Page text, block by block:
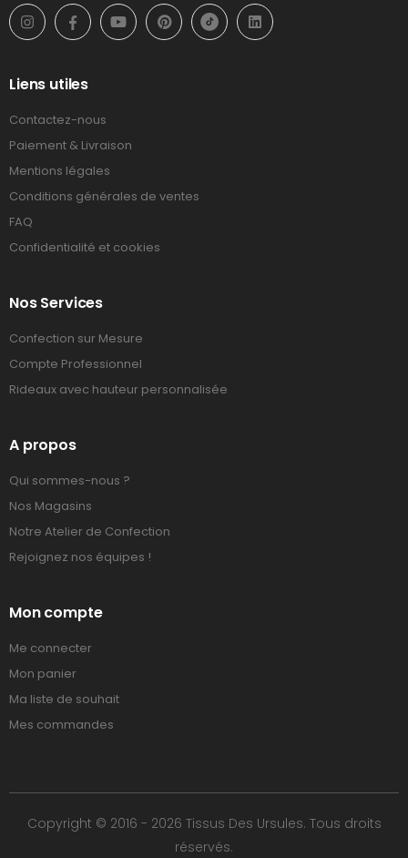
Liens utiles
Contactez-nous
Paiement & Livraison
Mentions légales
Conditions générales de ventes
FAQ
Confidentialité et cookies
Nos Services
Confection sur Mesure
Compte Professionnel
Rideaux avec hauteur personnalisée
A propos
Qui sommes-nous ?
Nos Magasins
Notre Atelier de Confection
Rejoignez nos équipes !
Mon compte
Me connecter
Mon panier
Ma liste de souhait
Mes commandes
Copyright © 2016 - 2026 Tissus Des Ursules. Tous droits
réservés.